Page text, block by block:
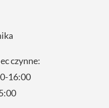
czynne:
16:00